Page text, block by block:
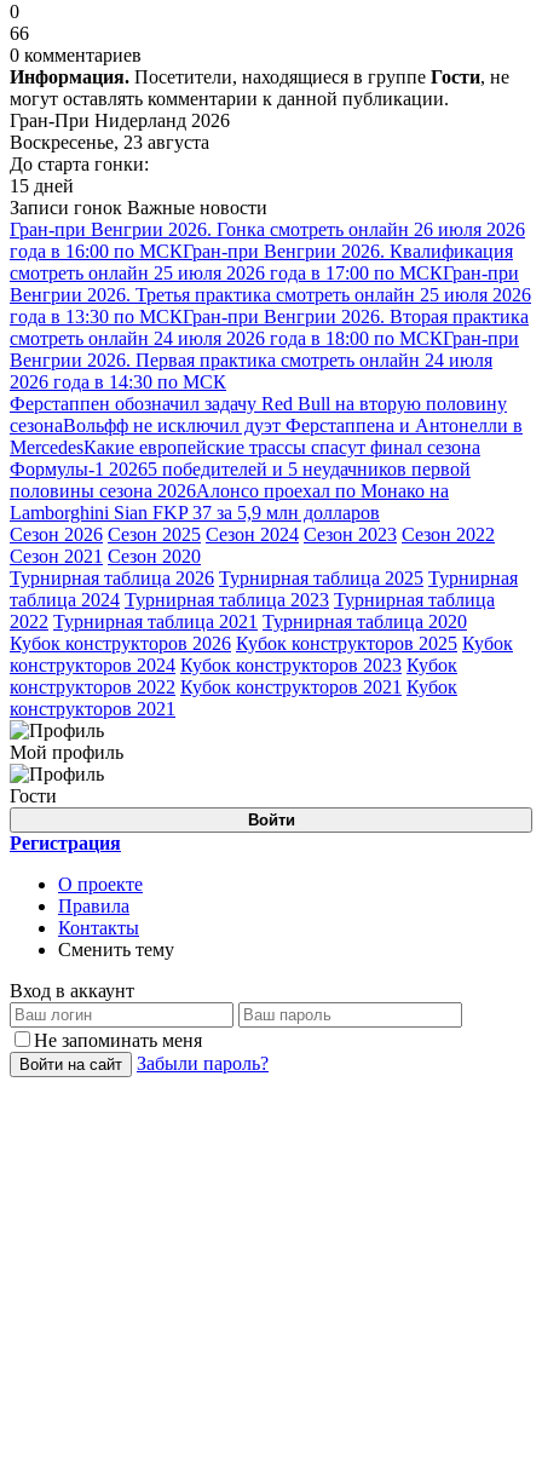
0
66
0 комментариев
Информация. Посетители, находящиеся в группе Гости, не
могут оставлять комментарии к данной публикации.
Гран-При Нидерланд 2026
Воскресенье, 23 августа
До старта гонки:
15 дней
Записи гонок Важные новости
Гран-при Венгрии 2026. Гонка смотреть онлайн 26 июля 2026
года в 16:00 по МСКГран-при Венгрии 2026. Квалификация
смотреть онлайн 25 июля 2026 года в 17:00 по МСКГран-при
Венгрии 2026. Третья практика смотреть онлайн 25 июля 2026
года в 13:30 по МСКГран-при Венгрии 2026. Вторая практика
смотреть онлайн 24 июля 2026 года в 18:00 по МСКГран-при
Венгрии 2026. Первая практика смотреть онлайн 24 июля
2026 года в 14:30 по МСК
Ферстаппен обозначил задачу Red Bull на вторую половину
сезонаВольфф не исключил дуэт Ферстаппена и Антонелли в
MercedesКакие европейские трассы спасут финал сезона
Формулы-1 20265 победителей и 5 неудачников первой
половины сезона 2026Алонсо проехал по Монако на
Lamborghini Sian FKP 37 за 5,9 млн долларов
Сезон 2026 Сезон 2025 Сезон 2024 Сезон 2023 Сезон 2022
Сезон 2021 Сезон 2020
Турнирная таблица 2026 Турнирная таблица 2025 Турнирная
таблица 2024 Турнирная таблица 2023 Турнирная таблица
2022 Турнирная таблица 2021 Турнирная таблица 2020
Кубок конструкторов 2026 Кубок конструкторов 2025 Кубок
конструкторов 2024 Кубок конструкторов 2023 Кубок
конструкторов 2022 Кубок конструкторов 2021 Кубок
конструкторов 2021
Мой профиль
Гости
Войти
Регистрация
О проекте
Правила
Контакты
Сменить тему
Вход в аккаунт
Не запоминать меня
Войти на сайт Забыли пароль?